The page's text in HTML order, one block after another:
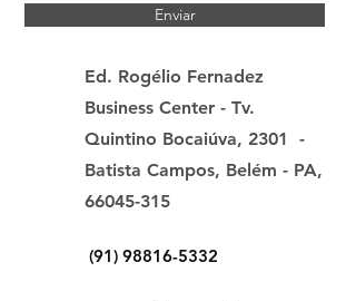
Enviar
Ed. Rogélio Fernadez
Business Center - Tv.
Quintino Bocaiúva, 2301 -
Batista Campos, Belém - PA,
66045-315
(91) 98816-5332